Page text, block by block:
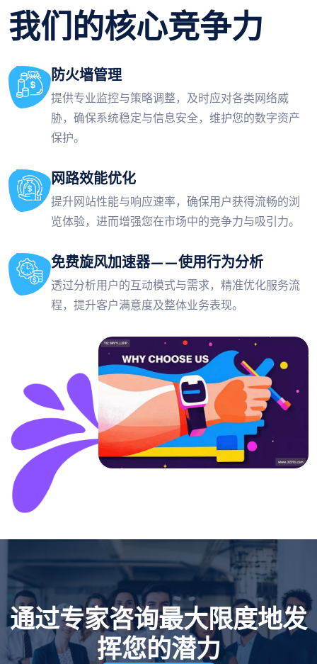
我们的核心竞争力
防火墙管理
提供专业监控与策略调整，及时应对各类网络威
胁，确保系统稳定与信息安全，维护您的数字资产
保护。
网路效能优化
提升网站性能与响应速率，确保用户获得流畅的浏
览体验，进而增强您在市场中的竞争力与吸引力。
免费旋风加速器——使用行为分析
透过分析用户的互动模式与需求，精准优化服务流
程，提升客户满意度及整体业务表现。
通过专家咨询最大限度地发
挥您的潜力